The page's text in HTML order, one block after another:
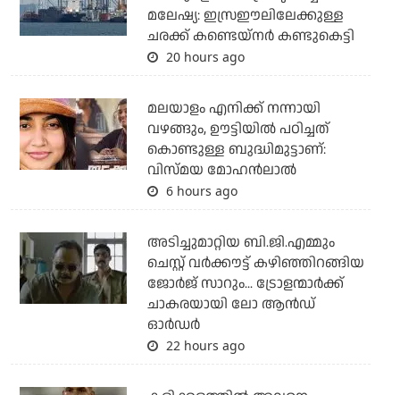
മലേഷ്യ: ഇസ്രഈലിലേക്കുള്ള
ചരക്ക് കണ്ടെയ്‌നര്‍ കണ്ടുകെട്ടി
20 hours ago
മലയാളം എനിക്ക് നന്നായി
വഴങ്ങും, ഊട്ടിയില്‍ പഠിച്ചത്
കൊണ്ടുള്ള ബുദ്ധിമുട്ടാണ്:
വിസ്മയ മോഹന്‍ലാല്‍
6 hours ago
അടിച്ചുമാറ്റിയ ബി.ജി.എമ്മും
ചെസ്റ്റ് വര്‍ക്കൗട്ട് കഴിഞ്ഞിറങ്ങിയ
ജോര്‍ജ് സാറും... ട്രോളന്മാര്‍ക്ക്
ചാകരയായി ലോ ആന്‍ഡ്
ഓര്‍ഡര്‍
22 hours ago